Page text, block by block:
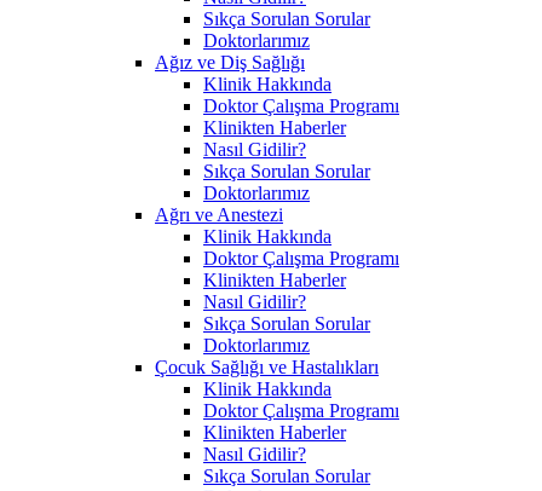
Sıkça Sorulan Sorular
Doktorlarımız
Ağız ve Diş Sağlığı
Klinik Hakkında
Doktor Çalışma Programı
Klinikten Haberler
Nasıl Gidilir?
Sıkça Sorulan Sorular
Doktorlarımız
Ağrı ve Anestezi
Klinik Hakkında
Doktor Çalışma Programı
Klinikten Haberler
Nasıl Gidilir?
Sıkça Sorulan Sorular
Doktorlarımız
Çocuk Sağlığı ve Hastalıkları
Klinik Hakkında
Doktor Çalışma Programı
Klinikten Haberler
Nasıl Gidilir?
Sıkça Sorulan Sorular